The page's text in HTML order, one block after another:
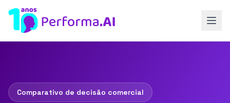
Comparativo de decisão comercial